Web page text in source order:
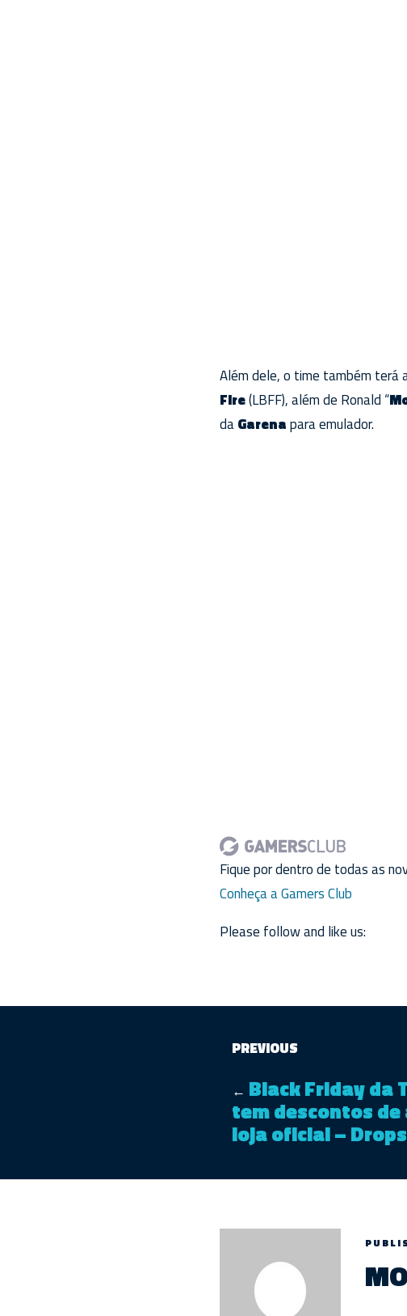
Além dele, o time também terá
Fire(LBFF), além de Ronald “
daGarenapara emulador.
Fique por dentro de todas as
Conheça a Gamers Club
Please follow and like us:
PREVIOUS
← Black Friday da
tem descontos de
loja oficial –